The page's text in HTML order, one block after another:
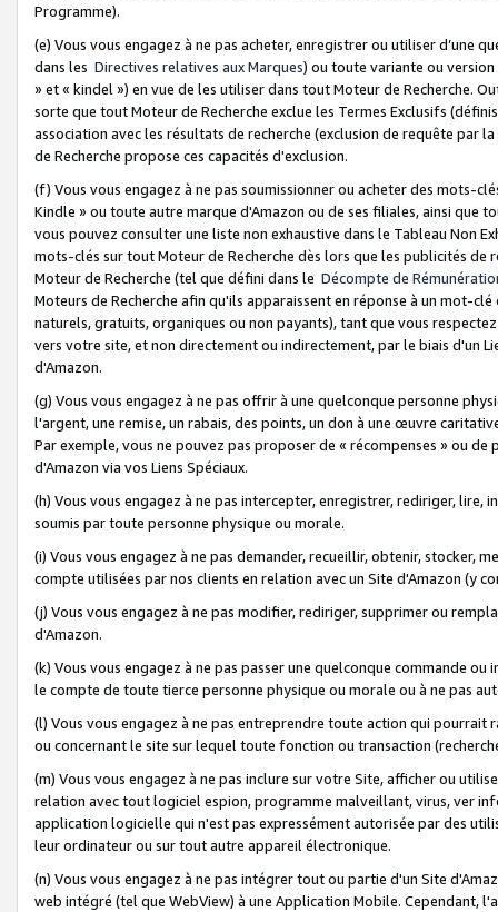
Programme).
(e) Vous vous engagez à ne pas acheter, enregistrer ou utiliser d’une
dans les Directives relatives aux Marques) ou toute variante ou
» et « kindel ») en vue de les utiliser dans tout Moteur de Recherche.
sorte que tout Moteur de Recherche exclue les Termes Exclusifs
association avec les résultats de recherche (exclusion de requête
de Recherche propose ces capacités d'exclusion.
(f) Vous vous engagez à ne pas soumissionner ou acheter des mots-
Kindle » ou toute autre marque d'Amazon ou de ses filiales, ainsi que
vous pouvez consulter une liste non exhaustive dans le Tableau Non
mots-clés sur tout Moteur de Recherche dès lors que les publicités de
Moteur de Recherche (tel que défini dans le Décompte de
Moteurs de Recherche afin qu'ils apparaissent en réponse à un mot-
naturels, gratuits, organiques ou non payants), tant que vous
vers votre site, et non directement ou indirectement, par le biais d'un
d'Amazon.
(g) Vous vous engagez à ne pas offrir à une quelconque personne
l'argent, une remise, un rabais, des points, un don à une œuvre
Par exemple, vous ne pouvez pas proposer de « récompenses » ou
d'Amazon via vos Liens Spéciaux.
(h) Vous vous engagez à ne pas intercepter, enregistrer, rediriger,
soumis par toute personne physique ou morale.
(i) Vous vous engagez à ne pas demander, recueillir, obtenir, stocker,
compte utilisées par nos clients en relation avec un Site d'Amazon (y
(j) Vous vous engagez à ne pas modifier, rediriger, supprimer ou
d'Amazon.
(k) Vous vous engagez à ne pas passer une quelconque commande
le compte de toute tierce personne physique ou morale ou à ne pas
(l) Vous vous engagez à ne pas entreprendre toute action qui
ou concernant le site sur lequel toute fonction ou transaction
(m) Vous vous engagez à ne pas inclure sur votre Site, afficher ou
relation avec tout logiciel espion, programme malveillant, virus, ver
application logicielle qui n'est pas expressément autorisée par des
leur ordinateur ou sur tout autre appareil électronique.
(n) Vous vous engagez à ne pas intégrer tout ou partie d'un Site
web intégré (tel que WebView) à une Application Mobile. Cependant,